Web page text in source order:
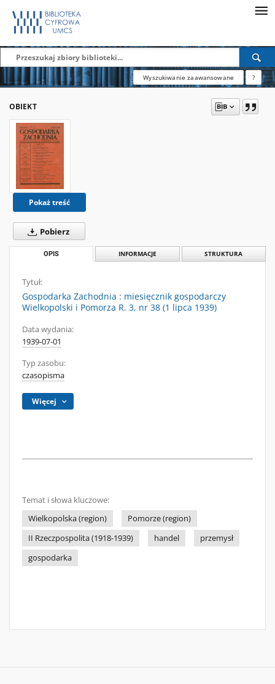
Wyszukiwanie zaawansowane ?
OBIEKT
Pokaż treść
Pobierz
OPIS INFORMACJE STRUKTURA
Tytuł:
Gospodarka Zachodnia : miesięcznik gospodarczy
Wielkopolski i Pomorza R. 3, nr 38 (1 lipca 1939)
Data wydania:
1939-07-01
Typ zasobu:
czasopisma
Więcej
Temat i słowa kluczowe:
Wielkopolska (region)
Pomorze (region)
II Rzeczpospolita (1918-1939)
handel
przemysł
gospodarka